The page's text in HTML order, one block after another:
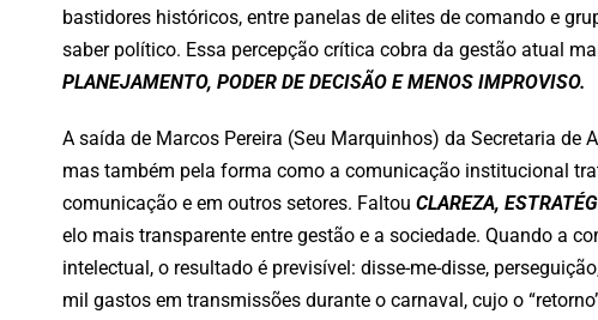
bastidores históricos, entre panelas de elites de comando e
saber político. Essa percepção crítica cobra da gestão atual
PLANEJAMENTO, PODER DE DECISÃO E MENOS IMPROVISO.
A saída de Marcos Pereira (Seu Marquinhos) da Secretaria
mas também pela forma como a comunicação institucional
comunicação e em outros setores. Faltou CLAREZA,
elo mais transparente entre gestão e a sociedade. Quando a
intelectual, o resultado é previsível: disse-me-disse,
mil gastos em transmissões durante o carnaval, cujo o